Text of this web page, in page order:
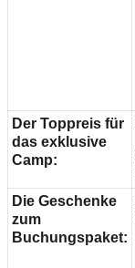
Der Toppreis für
das exklusive
Camp:
Die Geschenke
zum
Buchungspaket: